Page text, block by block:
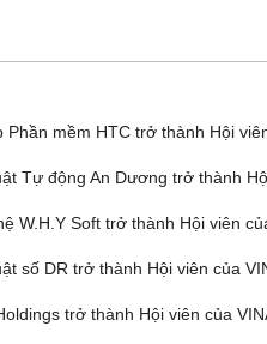
mềm HTC trở thành Hội
Tự động An Dương trở thành
W.H.Y Soft trở thành Hội viên
số DR trở thành Hội viên của
trở thành Hội viên của